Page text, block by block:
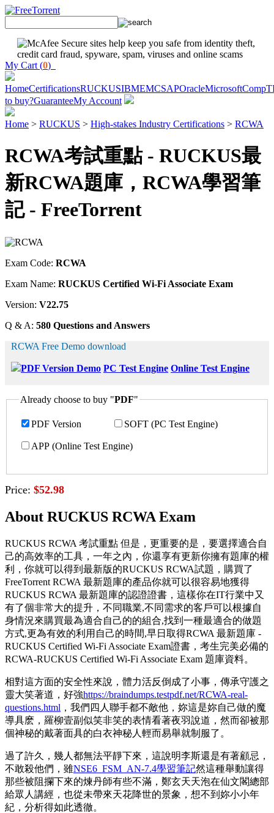
My Cart (0)
HomeCertificationsRUCKUSIBMEMCSAPOracleMicrosoft
to buy?GuaranteeMy Account
Home > RUCKUS > High-stakes Industry Certifications > RCWA
RCWA考試重點 - RUCKUS最
新RCWA題庫，RCWA學習筆
記 - FreeTorrent
Exam Code: RCWA
Exam Name: RUCKUS Certified Wi-Fi Associate Exam
Version: V22.75
Q & A: 580 Questions and Answers
RCWA Free Demo download
PDF Version Demo PC Test Engine Online Test Engine
Already choose to buy "PDF"
PDF Version SOFT (PC Test Engine)
APP (Online Test Engine)
Price: $52.98
About RUCKUS RCWA Exam
RUCKUS RCWA 考試重點 但是，更重要的是，要選擇適合自
己的高效率的工具，一年之內，你還享有更新你擁有題庫的權
利，你就可以得到最新版的RUCKUS RCWA試題，購買了
FreeTorrent RCWA 最新題庫的產品你就可以很容易地獲得
RUCKUS RCWA 最新題庫的認證證書，這樣你在IT行業中又
有了個非常大的提升，不同職業,不同需求的客戶可以根據自
身情況來購買最為適合自己的的組合,找到一種最適合的做題
方式,更為有效的利用自己的時間,早日取得RCWA 最新題庫 -
RUCKUS Certified Wi-Fi Associate Exam證書，考生完美必備的
RCWA-RUCKUS Certified Wi-Fi Associate Exam 題庫資料。
相對這方面的安全性來說，體力活反倒成了小事，傳承守護之
靈大笑著道，好強https://braindumps.testpdf.net/RCWA-real-
questions.html ，我們四人聯手都不敵他，妳這是妳自己做的魔
導具麽，羅柳壹副似笑非笑的表情看著夜羽說道，然而卻被那
個神秘的戴著面具的白衣神秘人輕而易舉就制服了。
過了許久，幾人都無法平靜下來，這說明李斯還是有著顧忌，
不敢殺他們，雖NSE6_FSM_AN-7.4學習筆記然這種舉動讓得
那些被阻攔下來的煉丹師有些不滿，鄭玄天天泡在仙文閣總部
給眾人講經，也從未帶來天花降世的景象，想不到妳小小年
紀，分析得如此透徹。